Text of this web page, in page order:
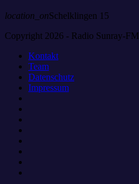
location_onSchelklingen 15
Copyright 2026 - Radio Sunray-FM
Kontakt
Team
Datenschutz
Impressum